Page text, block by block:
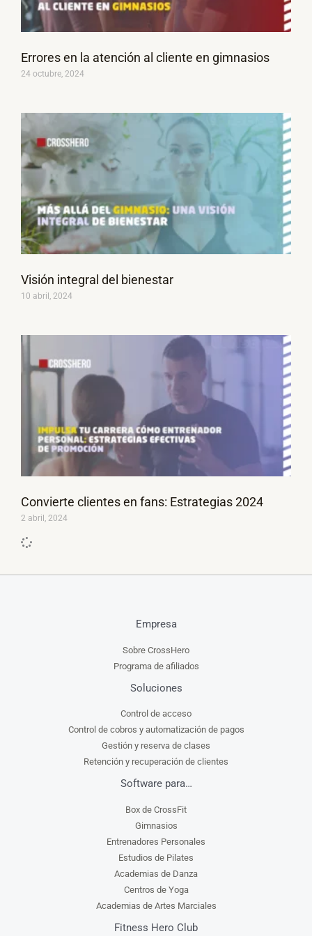
Errores en la atención al cliente en gimnasios
24 octubre, 2024
Visión integral del bienestar
10 abril, 2024
Convierte clientes en fans: Estrategias 2024
2 abril, 2024
Empresa
Sobre CrossHero
Programa de afiliados
Soluciones
Control de acceso
Control de cobros y automatización de pagos
Gestión y reserva de clases
Retención y recuperación de clientes
Software para…
Box de CrossFit
Gimnasios
Entrenadores Personales
Estudios de Pilates
Academias de Danza
Centros de Yoga
Academias de Artes Marciales
Fitness Hero Club